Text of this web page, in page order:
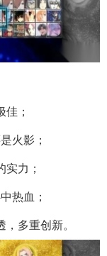
；
火影；
力；
热血；
多重创新。